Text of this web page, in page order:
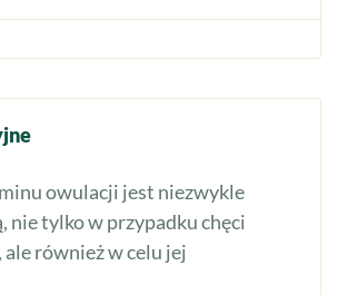
owulacji jest niezwykle
nie tylko w przypadku chęci
ale również w celu jej